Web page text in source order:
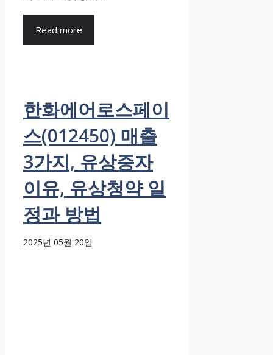
Read more
한화에어로스페이
스(012450) 매출
3가지, 유상증자
이유, 유상청약 일
정과 방법
2025년 05월 20일